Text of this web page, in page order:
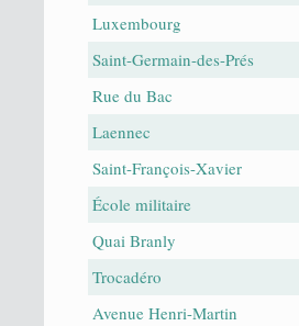
Luxembourg
Saint-Germain-des-Prés
Rue du Bac
Laennec
Saint-François-Xavier
École militaire
Quai Branly
Trocadéro
Avenue Henri-Martin